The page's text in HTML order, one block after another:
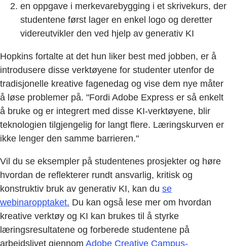
en oppgave i merkevarebygging i et skrivekurs, der
studentene først lager en enkel logo og deretter
videreutvikler den ved hjelp av generativ KI
Hopkins fortalte at det hun liker best med jobben, er å
introdusere disse verktøyene for studenter utenfor de
tradisjonelle kreative fagenedag og vise dem nye måter
å løse problemer på. "Fordi Adobe Express er så enkelt
å bruke og er integrert med disse KI-verktøyene, blir
teknologien tilgjengelig for langt flere. Læringskurven er
ikke lenger den samme barrieren."
Vil du se eksempler på studentenes prosjekter og høre
hvordan de reflekterer rundt ansvarlig, kritisk og
konstruktiv bruk av generativ KI, kan du se
webinaropptaket. Du kan også lese mer om hvordan
kreative verktøy og KI kan brukes til å styrke
læringsresultatene og forberede studentene på
arbeidslivet gjennom Adobe Creative Campus-